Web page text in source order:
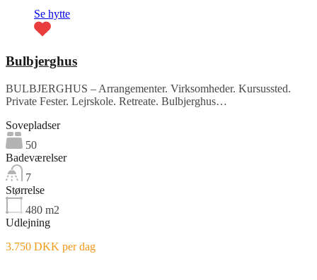
Se hytte
Bulbjerghus
BULBJERGHUS – Arrangementer. Virksomheder. Kursussted.
Private Fester. Lejrskole. Retreate. Bulbjerghus…
Sovepladser
50
Badeværelser
7
Størrelse
480 m2
Udlejning
3.750 DKK per dag